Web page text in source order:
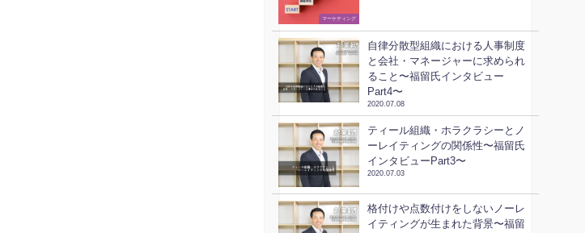
ビジネススキル
マーケティング
自律分散型組織における人事制度
と会社・マネージャーに求められ
ること〜福留氏インタビュー
Part4〜
2020.07.08
ティール組織・ホラクラシーとノ
ーレイティングの関係性〜福留氏
インタビューPart3〜
2020.07.03
格付けや点数付けをしないノーレ
イティングが生まれた背景〜福留